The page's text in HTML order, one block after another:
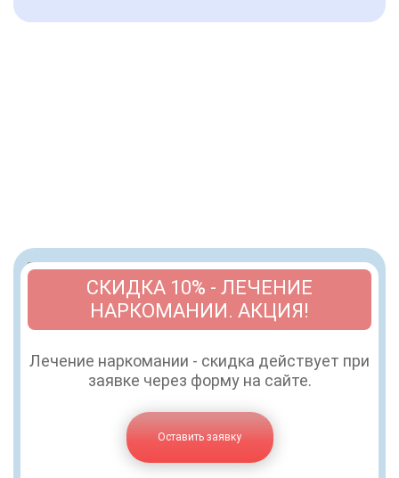
СКИДКА 10% - ЛЕЧЕНИЕ
НАРКОМАНИИ. АКЦИЯ!
Лечение наркомании - скидка действует при
заявке через форму на сайте.
Оставить заявку